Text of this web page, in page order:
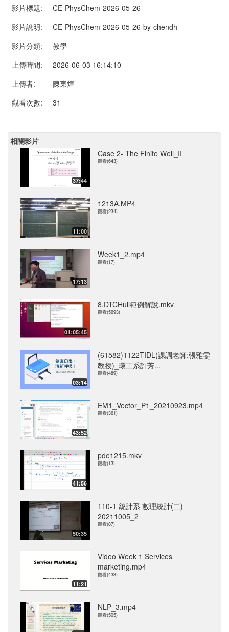
影片標題:
CE-PhysChem-2026-05-26
影片說明:
CE-PhysChem-2026-05-26-by-chendh
影片分類:
教學
上傳時間:
2026-06-03 16:14:10
上傳者:
陳東煌
觀看次數:
31
相關影片
37:44
Case 2- The Finite Well_II
觀看(643)
11:00
1213A.MP4
觀看(234)
17:13
Week1_2.mp4
觀看(17)
01:05:45
8.DTCHull範例解說.mkv
觀看(5693)
03:14
(61582)1122TIDL(課調老師:張雅雯
教授)_環工系許芳...
觀看(489)
43:52
EM1_Vector_P1_20210923.mp4
觀看(361)
41:56
pde1215.mkv
觀看(13)
50:35
110-1 統計系 數理統計(二)
20211005_2
觀看(87)
11:21
Video Week 1 Services
marketing.mp4
觀看(433)
NLP_3.mp4
觀看(505)